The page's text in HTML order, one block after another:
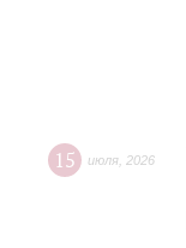
15 июля 2026